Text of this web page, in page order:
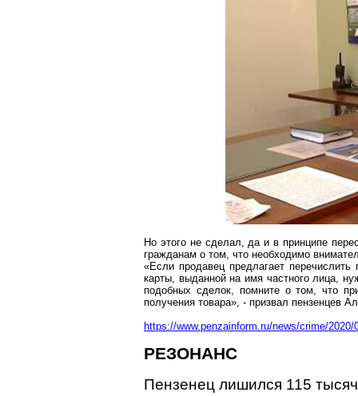
Но этого не сделал, да и в принципе
гражданам о том, что необходимо
«Если продавец предлагает
карты, выданной на имя частного лица,
подобных сделок, помните о том, что
получения товара», - призвал пензенцев
https://www.penzainform.ru/news/crime/
РЕЗОНАНС
Пензенец лишился 115